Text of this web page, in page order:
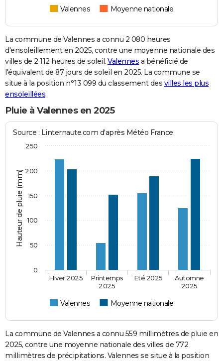
Valennes Moyenne nationale
La commune de Valennes a connu 2 080 heures
d'ensoleillement en 2025, contre une moyenne nationale des
villes de 2 112 heures de soleil. Valennes a bénéficié de
l'équivalent de 87 jours de soleil en 2025. La commune se
situe à la position n°13 099 du classement des villes les plus
ensoleillées.
Pluie à Valennes en 2025
Hauteur de pluie (mm)
Source : Linternaute.com d'après Météo France
Valennes Moyenne nationale
Hiver 2025
Printemps
2025
Eté 2025
Automne
2025
0
50
100
150
200
250
La commune de Valennes a connu 559 millimètres de pluie en
2025, contre une moyenne nationale des villes de 772
millimètres de précipitations. Valennes se situe à la position